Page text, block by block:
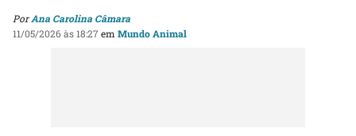
PorAna Carolina Câmara
11/05/2026 às 18:27 em Mundo Animal